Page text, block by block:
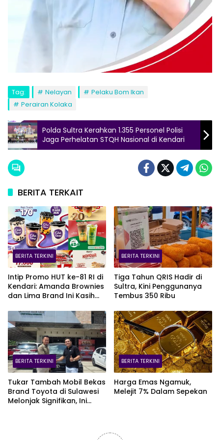
Tag: Nelayan
Pelaku Bom Ikan
Perairan Kolaka
Polda Sultra Kerahkan 1.355 Personel Polisi
Jaga Perhelatan STQH Nasional di Kendari
BERITA TERKAIT
BERITA TERKINI
Intip Promo HUT ke-81 RI di
Kendari: Amanda Brownies
dan Lima Brand Ini Kasih
BERITA TERKINI
Tiga Tahun QRIS Hadir di
Sultra, Kini Penggunanya
Tembus 350 Ribu
BERITA TERKINI
Tukar Tambah Mobil Bekas
Brand Toyota di Sulawesi
Melonjak Signifikan, Ini
BERITA TERKINI
Harga Emas Ngamuk,
Melejit 7% Dalam Sepekan